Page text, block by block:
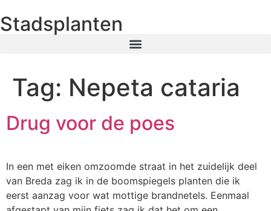
Stadsplanten
Tag: Nepeta cataria
Drug voor de poes
In een met eiken omzoomde straat in het zuidelijk deel
van Breda zag ik in de boomspiegels planten die ik
eerst aanzag voor wat mottige brandnetels. Eenmaal